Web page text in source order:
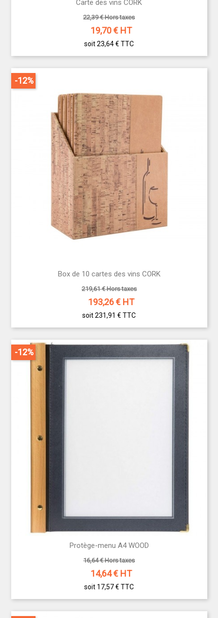
Carte des vins CORK
22,39 € Hors taxes
19,70€ HT
soit 23,64 € TTC
Box de 10 cartes des vins CORK
219,61 € Hors taxes
193,26€ HT
soit 231,91 € TTC
-12%
Protège-menu A4 WOOD
16,64 € Hors taxes
14,64€ HT
soit 17,57 € TTC
-12%